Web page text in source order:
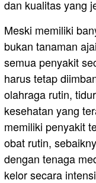
dan kualitas yang
Meski memiliki
bukan tanaman
semua penyakit
harus tetap
olahraga rutin,
kesehatan yang
memiliki penyakit
obat rutin,
dengan tenaga
kelor secara